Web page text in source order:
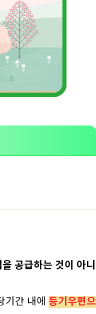
공급하는 것이 아니
기간 내에 등기우편으